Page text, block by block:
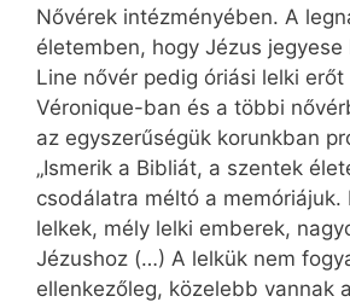
Nővérek intézményében. A
életemben, hogy Jézus jegyese
Line nővér pedig óriási lelki
Véronique-ban és a többi
az egyszerűségük korunkban
„Ismerik a Bibliát, a szentek
csodálatra méltó a memóriájuk.
lelkek, mély lelki emberek,
Jézushoz (…) A lelkük nem
ellenkezőleg, közelebb vannak